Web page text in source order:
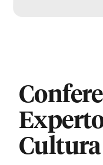
Cultura